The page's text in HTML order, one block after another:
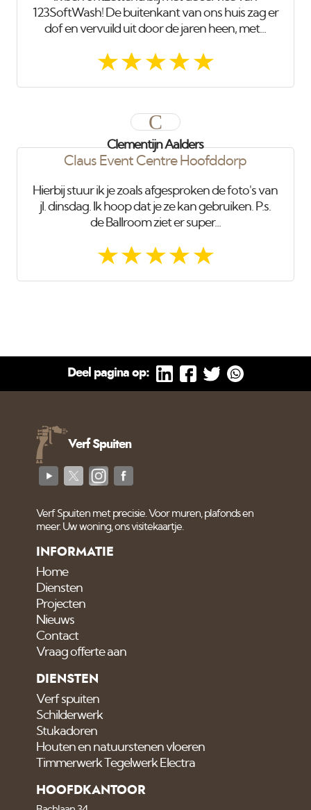
123SoftWash! De buitenkant van ons huis zag er
dof en vervuild uit door de jaren heen, met...
C
Clementijn Aalders
Claus Event Centre Hoofddorp
Hierbij stuur ik je zoals afgesproken de foto's van
jl. dinsdag. Ik hoop dat je ze kan gebruiken. P.s.
de Ballroom ziet er super...
Deel pagina op:
Verf Spuiten
Verf Spuiten met precisie. Voor muren, plafonds en
meer. Uw woning, ons visitekaartje.
INFORMATIE
Home
Diensten
Projecten
Nieuws
Contact
Vraag offerte aan
DIENSTEN
Verf spuiten
Schilderwerk
Stukadoren
Houten en natuurstenen vloeren
Timmerwerk Tegelwerk Electra
HOOFDKANTOOR